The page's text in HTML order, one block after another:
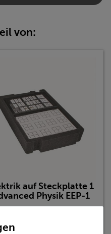
von:
auf Steckplatte 1
Physik EEP-1